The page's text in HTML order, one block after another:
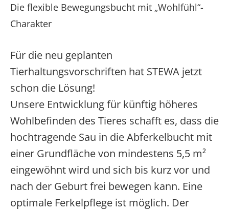
Die flexible Bewegungsbucht mit „Wohlfühl“-
Charakter
Für die neu geplanten
Tierhaltungsvorschriften hat STEWA jetzt
schon die Lösung!
Unsere Entwicklung für künftig höheres
Wohlbefinden des Tieres schafft es, dass die
hochtragende Sau in die Abferkelbucht mit
einer Grundfläche von mindestens 5,5 m²
eingewöhnt wird und sich bis kurz vor und
nach der Geburt frei bewegen kann. Eine
optimale Ferkelpflege ist möglich. Der